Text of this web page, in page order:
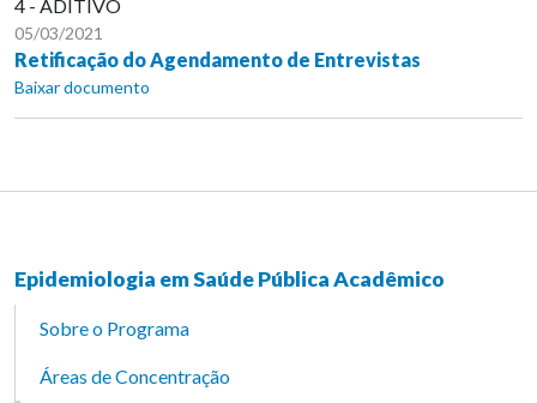
4 - ADITIVO
05/03/2021
Retificação do Agendamento de Entrevistas
Baixar documento
Epidemiologia em Saúde Pública Acadêmico
Sobre o Programa
Áreas de Concentração